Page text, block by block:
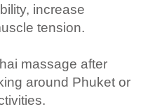
increase
tension.
massage after
around Phuket or